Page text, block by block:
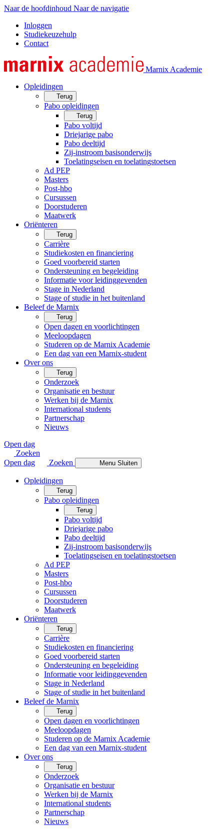
Naar de hoofdinhoud Naar de navigatie
Inloggen
Studiekeuzehulp
Contact
Marnix Academie
Opleidingen
Terug
Pabo opleidingen
Terug
Pabo voltijd
Driejarige pabo
Pabo deeltijd
Zij-instroom basisonderwijs
Toelatingseisen en toelatingstoetsen
Ad PEP
Masters
Post-hbo
Cursussen
Doorstuderen
Maatwerk
Oriënteren
Terug
Carrière
Studiekosten en financiering
Goed voorbereid starten
Ondersteuning en begeleiding
Informatie voor leidinggevenden
Stage in Nederland
Stage of studie in het buitenland
Beleef de Marnix
Terug
Open dagen en voorlichtingen
Meeloopdagen
Studeren op de Marnix Academie
Een dag van een Marnix-student
Over ons
Terug
Onderzoek
Organisatie en bestuur
Werken bij de Marnix
International students
Partnerschap
Nieuws
Open dag
Zoeken
Open dag
Zoeken Menu Sluiten
Opleidingen
Terug
Pabo opleidingen
Terug
Pabo voltijd
Driejarige pabo
Pabo deeltijd
Zij-instroom basisonderwijs
Toelatingseisen en toelatingstoetsen
Ad PEP
Masters
Post-hbo
Cursussen
Doorstuderen
Maatwerk
Oriënteren
Terug
Carrière
Studiekosten en financiering
Goed voorbereid starten
Ondersteuning en begeleiding
Informatie voor leidinggevenden
Stage in Nederland
Stage of studie in het buitenland
Beleef de Marnix
Terug
Open dagen en voorlichtingen
Meeloopdagen
Studeren op de Marnix Academie
Een dag van een Marnix-student
Over ons
Terug
Onderzoek
Organisatie en bestuur
Werken bij de Marnix
International students
Partnerschap
Nieuws